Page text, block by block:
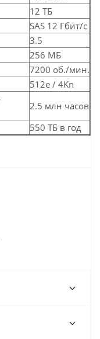
12 ТБ
SAS 12 Гбит/с
3.5
256 МБ
7200 об./мин.
512e / 4Kn
2.5 млн часов
550 ТБ в год